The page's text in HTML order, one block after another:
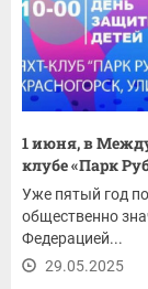
1 июня, в
клубе «Парк
Уже пятый год
общественно
Федерацией...
29.05.2025